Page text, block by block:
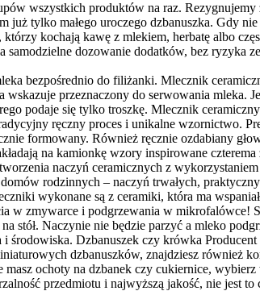
wszystkich produktów na raz.
już tylko małego uroczego dzbanuszka. Gdy
kochają kawę z mlekiem, herbatę albo
dozowanie dodatków, bez ryzyka
bezpośrednio do filiżanki. Mlecznik
przeznaczony do serwowania mleka.
podaje się tylko troszkę. Mlecznik
ręczny proces i unikalne wzornictwo.
formowany. Również ręcznie ozdabiany
na kamionkę wzory inspirowane
naczyń ceramicznych z
rodzinnych – naczyń trwałych,
wykonane są z ceramiki, która ma
w zmywarce i podgrzewania w mikrofalówce!
stół. Naczynie nie będzie parzyć a mleko
środowiska. Dzbanuszek czy krówka
dzbanuszków, znajdziesz również
ochoty na dzbanek czy cukiernice,
przedmiotu i najwyższą jakość, nie jest